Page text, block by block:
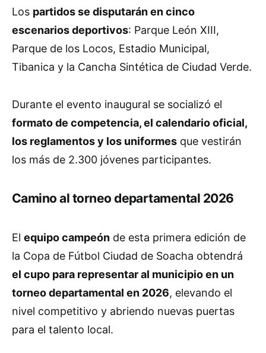
Los partidos se disputarán en cinco
escenarios deportivos: Parque León XIII,
Parque de los Locos, Estadio Municipal,
Tibanica y la Cancha Sintética de Ciudad Verde.
Durante el evento inaugural se socializó el
formato de competencia, el calendario oficial,
los reglamentos y los uniformes que vestirán
los más de 2.300 jóvenes participantes.
Camino al torneo departamental 2026
El equipo campeón de esta primera edición de
la Copa de Fútbol Ciudad de Soacha obtendrá
el cupo para representar al municipio en un
torneo departamental en 2026, elevando el
nivel competitivo y abriendo nuevas puertas
para el talento local.